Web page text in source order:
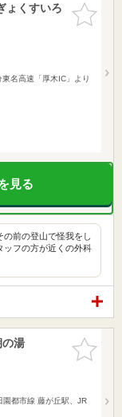
お気に入
りに追加
ょくすいろ
名高速「厚木IC」より
見る
前の登山で怪我をし
ッフの方が近くの外科
お気に入
りに追加
湯
園都市線 藤が丘駅、JR